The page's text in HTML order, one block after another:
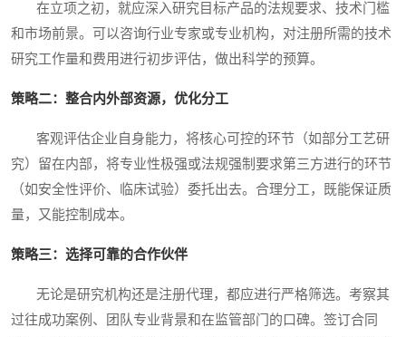
在立项之初，就应深入研究目标产品的法规要求、技术门槛
和市场前景。可以咨询行业专家或专业机构，对注册所需的技术
研究工作量和费用进行初步评估，做出科学的预算。
策略二：整合内外部资源，优化分工
客观评估企业自身能力，将核心可控的环节（如部分工艺研
究）留在内部，将专业性极强或法规强制要求第三方进行的环节
（如安全性评价、临床试验）委托出去。合理分工，既能保证质
量，又能控制成本。
策略三：选择可靠的合作伙伴
无论是研究机构还是注册代理，都应进行严格筛选。考察其
过往成功案例、团队专业背景和在监管部门的口碑。签订合同